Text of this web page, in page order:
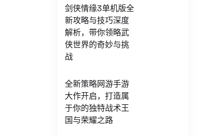
剑侠情缘3单机版全
新攻略与技巧深度
解析，带你领略武
侠世界的奇妙与挑
战
全新策略网游手游
大作开启，打造属
于你的独特战术王
国与荣耀之路